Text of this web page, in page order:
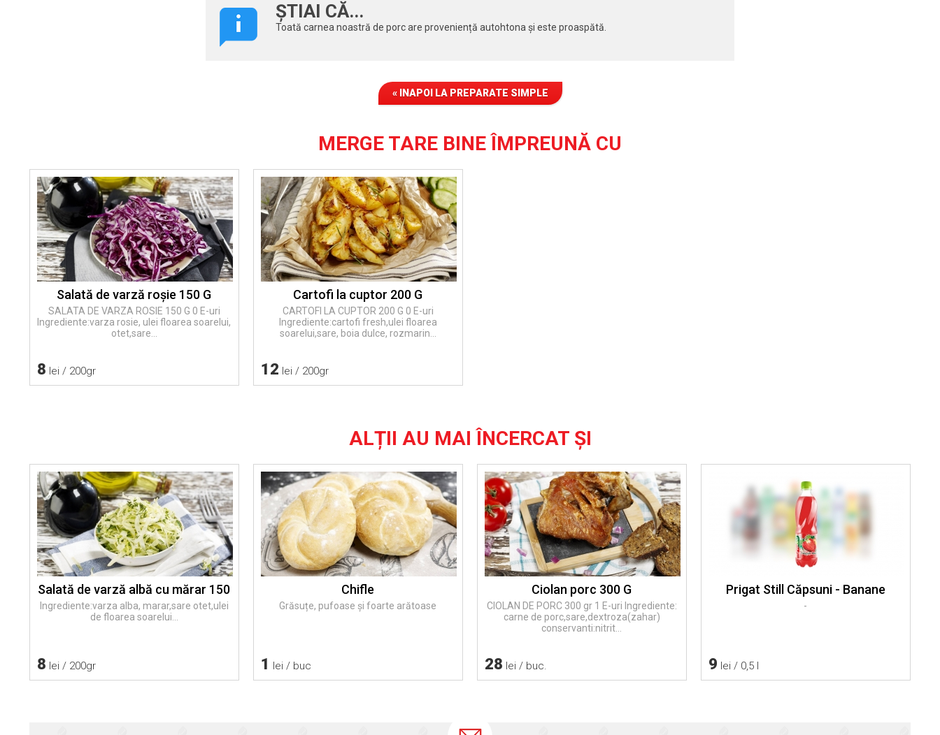
ȘTIAI CĂ...
Toată carnea noastră de porc are proveniență autohtona și este proaspătă.
« INAPOI LA PREPARATE SIMPLE
MERGE TARE BINE ÎMPREUNĂ CU
Salată de varză roşie 150 G
SALATA DE VARZA ROSIE 150 G 0 E-uri
Ingrediente:varza rosie, ulei floarea soarelui,
otet,sare...
8 lei / 200gr
Cartofi la cuptor 200 G
CARTOFI LA CUPTOR 200 G 0 E-uri
Ingrediente:cartofi fresh,ulei floarea
soarelui,sare, boia dulce, rozmarin...
12 lei / 200gr
ALȚII AU MAI ÎNCERCAT ȘI
Salată de varză albă cu mărar 150
Ingrediente:varza alba, marar,sare otet,ulei
de floarea soarelui...
8 lei / 200gr
Chifle
Grăsuțe, pufoase și foarte arătoase
1 lei / buc
Ciolan porc 300 G
CIOLAN DE PORC 300 gr 1 E-uri Ingrediente:
carne de porc,sare,dextroza(zahar)
conservanti:nitrit...
28 lei / buc.
Prigat Still Căpsuni - Banane
-
9 lei / 0,5 l